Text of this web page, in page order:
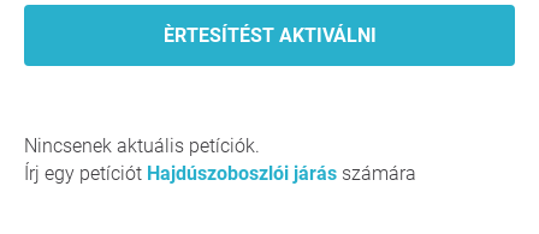
Nincsenek aktuális petíciók.
Írj egy petíciót Hajdúszoboszlói járás számára